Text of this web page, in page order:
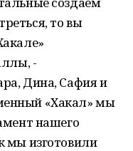
то вы
-
Дина, Сафия и
«Хакал» мы
нашего
мы изготовили